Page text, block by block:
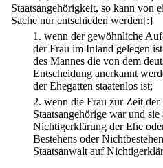
Staatsangehörigkeit, so kann von
Sache nur entschieden werden[:]
1. wenn der gewöhnliche
der Frau im Inland gelegen
des Mannes die von dem
Entscheidung anerkannt
der Ehegatten staatenlos ist;
2. wenn die Frau zur Zeit der
Staatsangehörige war und
Nichtigerklärung der Ehe
Bestehens oder
Staatsanwalt auf